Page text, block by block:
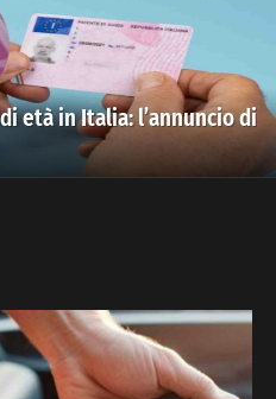
età in Italia: l’annuncio di